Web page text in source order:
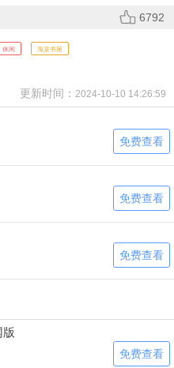
6792
休闲 海棠书屋
更新时间： 2024-10-10 14:26:59
免费查看
免费查看
免费查看
版
免费查看